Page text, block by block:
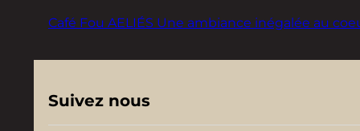
Café Fou AELIÉS Une ambiance inégalée au
Suivez nous